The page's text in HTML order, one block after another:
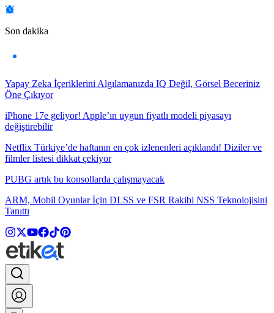
Son dakika
Yapay Zeka İçeriklerini Algılamanızda IQ Değil, Görsel Beceriniz
Öne Çıkıyor
iPhone 17e geliyor! Apple’ın uygun fiyatlı modeli piyasayı
değiştirebilir
Netflix Türkiye’de haftanın en çok izlenenleri açıklandı! Diziler ve
filmler listesi dikkat çekiyor
PUBG artık bu konsollarda çalışmayacak
ARM, Mobil Oyunlar İçin DLSS ve FSR Rakibi NSS Teknolojisini
Tanıttı